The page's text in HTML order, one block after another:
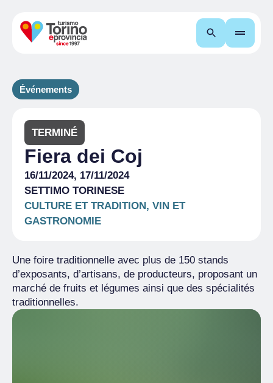
Recherche
Événements
TERMINÉ
Fiera dei Coj
16/11/2024, 17/11/2024
SETTIMO TORINESE
CULTURE ET TRADITION, VIN ET
GASTRONOMIE
Une foire traditionnelle avec plus de 150 stands
d’exposants, d’artisans, de producteurs, proposant un
marché de fruits et légumes ainsi que des spécialités
traditionnelles.